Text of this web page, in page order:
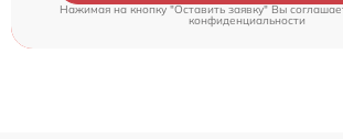
Нажимая на кнопку "Оставить заявку" Вы
конфиденциальности